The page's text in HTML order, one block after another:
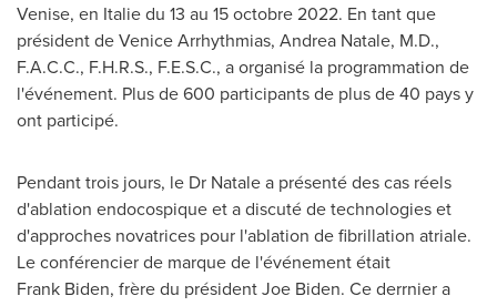
Venise, en Italie du 13 au 15 octobre 2022. En tant que
président de Venice Arrhythmias, Andrea Natale, M.D.,
F.A.C.C., F.H.R.S., F.E.S.C., a organisé la programmation de
l'événement. Plus de 600 participants de plus de 40 pays y
ont participé.
Pendant trois jours, le Dr Natale a présenté des cas réels
d'ablation endocospique et a discuté de technologies et
d'approches novatrices pour l'ablation de fibrillation atriale.
Le conférencier de marque de l'événement était
Frank Biden, frère du président Joe Biden. Ce derrnier a